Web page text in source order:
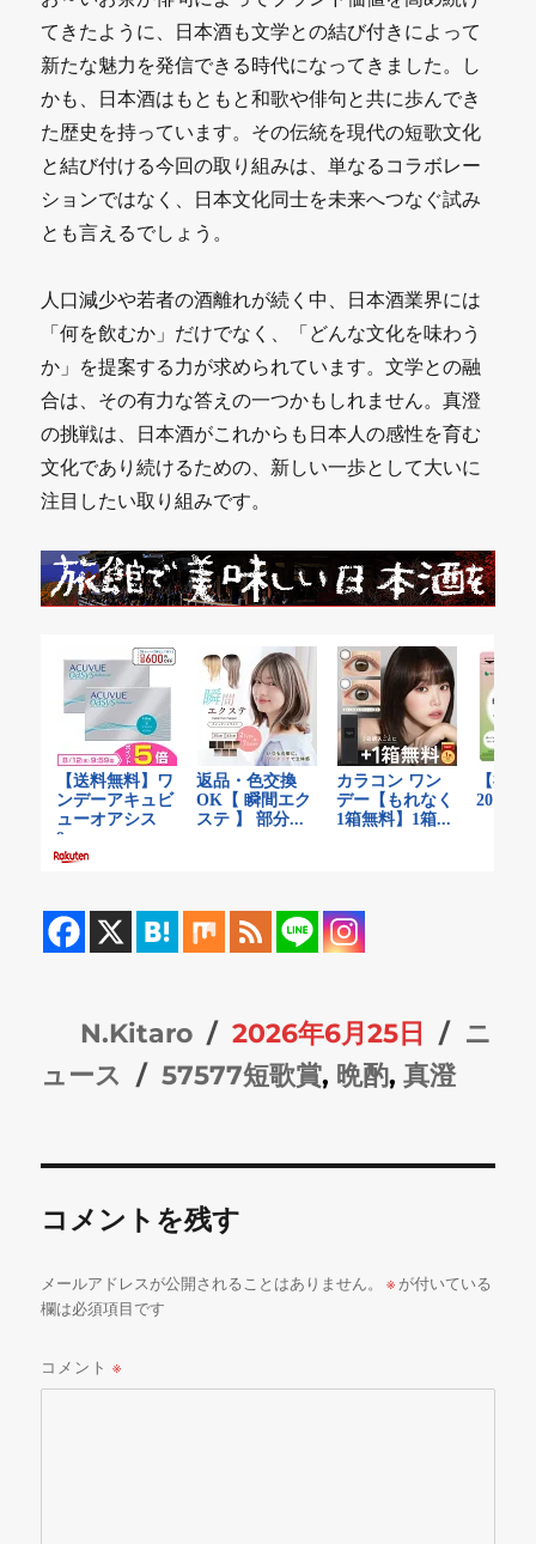
てきたように、日本酒も文学との結び付きによって
新たな魅力を発信できる時代になってきました。し
かも、日本酒はもともと和歌や俳句と共に歩んでき
た歴史を持っています。その伝統を現代の短歌文化
と結び付ける今回の取り組みは、単なるコラボレー
ションではなく、日本文化同士を未来へつなぐ試み
とも言えるでしょう。
人口減少や若者の酒離れが続く中、日本酒業界には
「何を飲むか」だけでなく、「どんな文化を味わう
か」を提案する力が求められています。文学との融
合は、その有力な答えの一つかもしれません。真澄
の挑戦は、日本酒がこれからも日本人の感性を育む
文化であり続けるための、新しい一歩として大いに
注目したい取り組みです。
投
稿
N.Kitaro
投
稿
2026年6月25日
カ
リ
ニ
ュース
タ
57577短歌賞, 晩酌,真澄
コメントを残す
メールアドレスが公開されることはありません。 ※ が付いている
欄は必須項目です
コメント※